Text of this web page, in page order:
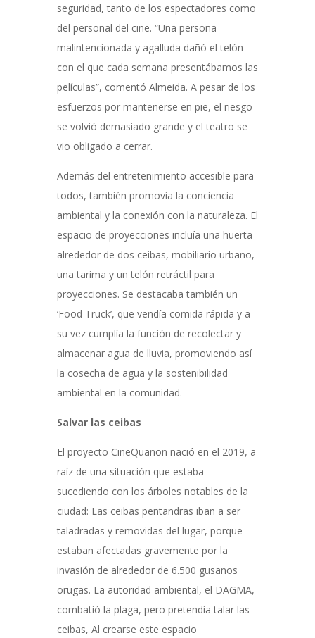
seguridad, tanto de los espectadores como
del personal del cine. “Una persona
malintencionada y agalluda dañó el telón
con el que cada semana presentábamos las
películas”, comentó Almeida. A pesar de los
esfuerzos por mantenerse en pie, el riesgo
se volvió demasiado grande y el teatro se
vio obligado a cerrar.
Además del entretenimiento accesible para
todos, también promovía la conciencia
ambiental y la conexión con la naturaleza. El
espacio de proyecciones incluía una huerta
alrededor de dos ceibas, mobiliario urbano,
una tarima y un telón retráctil para
proyecciones. Se destacaba también un
‘Food Truck’, que vendía comida rápida y a
su vez cumplía la función de recolectar y
almacenar agua de lluvia, promoviendo así
la cosecha de agua y la sostenibilidad
ambiental en la comunidad.
Salvar las ceibas
El proyecto CineQuanon nació en el 2019, a
raíz de una situación que estaba
sucediendo con los árboles notables de la
ciudad: Las ceibas pentandras iban a ser
taladradas y removidas del lugar, porque
estaban afectadas gravemente por la
invasión de alrededor de 6.500 gusanos
orugas. La autoridad ambiental, el DAGMA,
combatió la plaga, pero pretendía talar las
ceibas, Al crearse este espacio